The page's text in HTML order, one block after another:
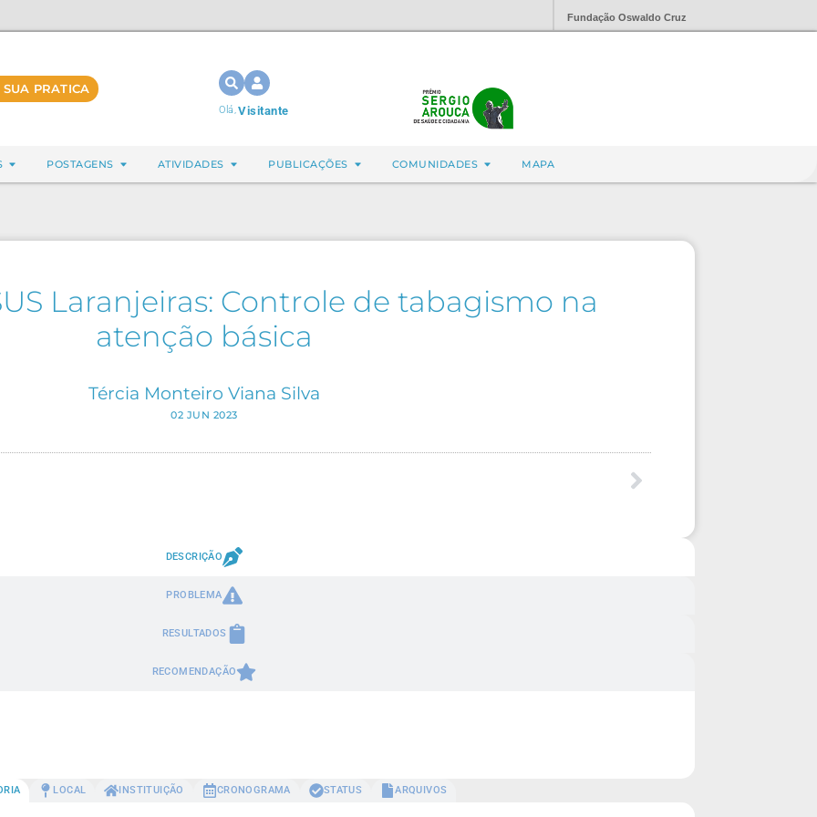
Fundação Oswaldo Cruz
PRATICA
Olá,Visitante
POSTAGENS ATIVIDADES PUBLICAÇÕES COMUNIDADES MAPA
Laranjeiras: Controle de tabagismo na
atenção básica
Tércia Monteiro Viana Silva
02 JUN 2023
DESCRIÇÃO
PROBLEMA
RESULTADOS
RECOMENDAÇÃO
LOCAL INSTITUIÇÃO CRONOGRAMA STATUS ARQUIVOS